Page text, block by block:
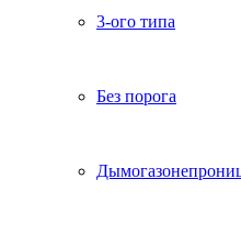
3-ого типа
Без порога